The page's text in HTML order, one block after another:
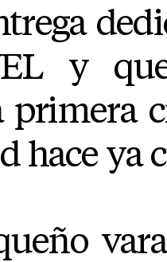
y
primera
hace ya